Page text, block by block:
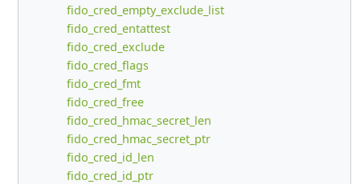
fido_cred_empty_exclude_list
fido_cred_entattest
fido_cred_exclude
fido_cred_flags
fido_cred_fmt
fido_cred_free
fido_cred_hmac_secret_len
fido_cred_hmac_secret_ptr
fido_cred_id_len
fido_cred_id_ptr